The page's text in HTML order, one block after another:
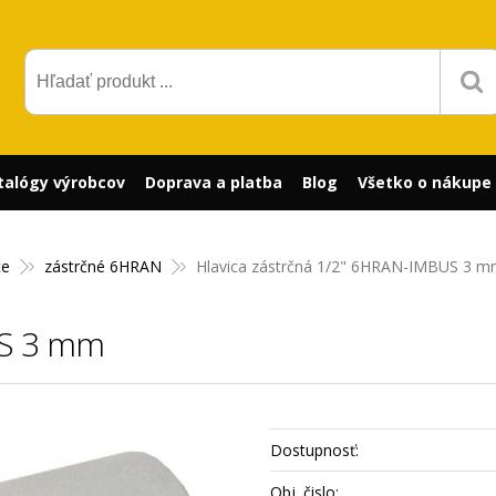
zástrčné 6HRAN Hlavica zástrčná 1/2" 6HRAN-IMBUS 3
3 mm
Dostupnosť:
výrobcov Doprava a platba Blog Všetko o nákupe